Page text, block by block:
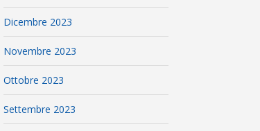
Dicembre 2023
Novembre 2023
Ottobre 2023
Settembre 2023